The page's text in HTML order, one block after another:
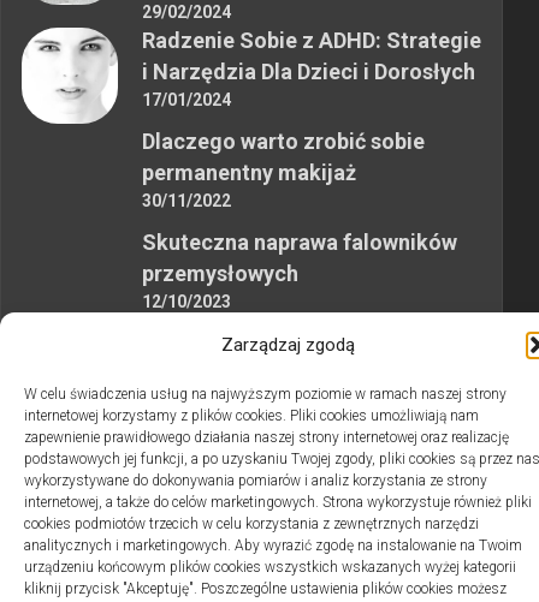
Zarządzaj zgodą
W celu świadczenia usług na najwyższym poziomie w ramach naszej strony
internetowej korzystamy z plików cookies. Pliki cookies umożliwiają nam
zapewnienie prawidłowego działania naszej strony internetowej oraz realizację
podstawowych jej funkcji, a po uzyskaniu Twojej zgody, pliki cookies są przez nas
wykorzystywane do dokonywania pomiarów i analiz korzystania ze strony
internetowej, a także do celów marketingowych. Strona wykorzystuje również pliki
cookies podmiotów trzecich w celu korzystania z zewnętrznych narzędzi
analitycznych i marketingowych. Aby wyrazić zgodę na instalowanie na Twoim
urządzeniu końcowym plików cookies wszystkich wskazanych wyżej kategorii
kliknij przycisk "Akceptuję". Poszczególne ustawienia plików cookies możesz
29/02/2024
Radzenie Sobie z ADHD: Strategie
i Narzędzia Dla Dzieci i Dorosłych
17/01/2024
Dlaczego warto zrobić sobie
permanentny makijaż
30/11/2022
Skuteczna naprawa falowników
przemysłowych
12/10/2023
2swiaty.pl © 2026. Wszelkie prawa zastrzeżone.